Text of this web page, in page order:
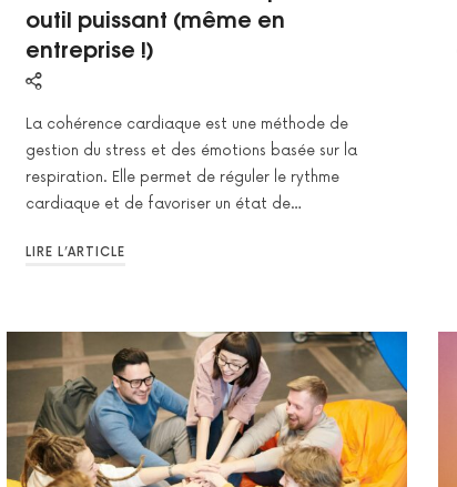
outil puissant (même en
entreprise !)
La cohérence cardiaque est une méthode de
gestion du stress et des émotions basée sur la
respiration. Elle permet de réguler le rythme
cardiaque et de favoriser un état de…
LIRE L’ARTICLE